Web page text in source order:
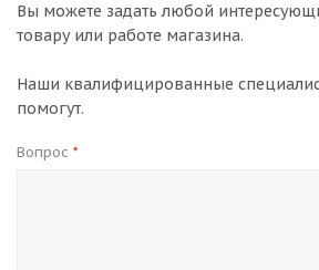
Вы можете задать любой
товару или работе магазина.
Наши квалифицированные
помогут.
Вопрос *